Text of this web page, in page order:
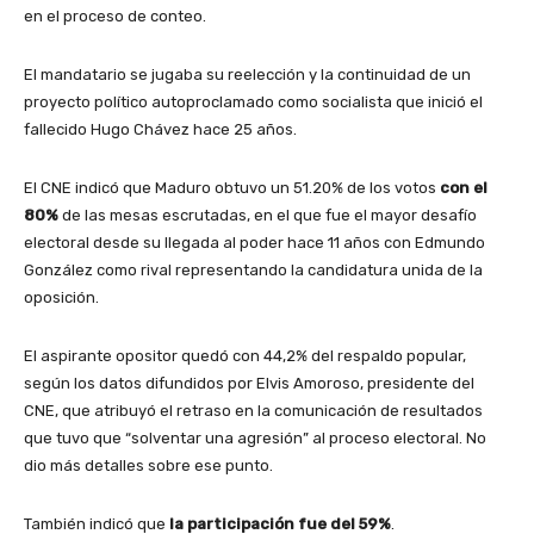
en el proceso de conteo.
El mandatario se jugaba su reelección y la continuidad de un
proyecto político autoproclamado como socialista que inició el
fallecido Hugo Chávez hace 25 años.
El CNE indicó que Maduro obtuvo un 51.20% de los votos con el
80% de las mesas escrutadas, en el que fue el mayor desafío
electoral desde su llegada al poder hace 11 años con Edmundo
González como rival representando la candidatura unida de la
oposición.
El aspirante opositor quedó con 44,2% del respaldo popular,
según los datos difundidos por Elvis Amoroso, presidente del
CNE, que atribuyó el retraso en la comunicación de resultados
que tuvo que “solventar una agresión” al proceso electoral. No
dio más detalles sobre ese punto.
También indicó que la participación fue del 59%